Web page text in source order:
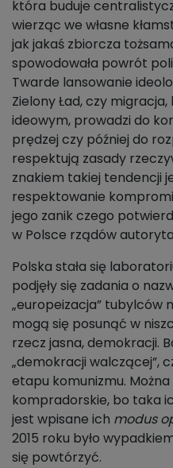
która buduje
wierząc we własne
jak jakaś zbiorcza
spowodowała powrót
Twarde lansowanie
Zielony Ład, czy
ideowym, prowadzi do
prędzej czy później do
respektują zasady
znakiem takiej tendencji
respektowanie
jego zanik czego
w Polsce rządów
Polska stała się
podjęły się zadania o
„europeizacja” tubylców
mogą się posunąć w
rzecz jasna, demokracji.
„demokracji walczącej”,
etapu komunizmu. Można
kompradorskie, bo taka
jest wpisane ich modus
2015 roku było
się powtórzyć.